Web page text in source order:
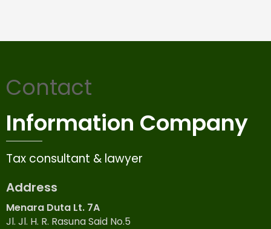
Contact
Information Company
Tax consultant & lawyer
Address
Menara Duta Lt. 7A
Jl. Jl. H. R. Rasuna Said No.5